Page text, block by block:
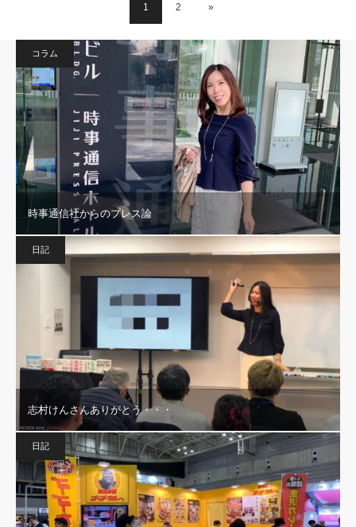
1 2 »
コラム
時事通信社からのプレス論
日記
志村けんさんありがとう・・・
日記